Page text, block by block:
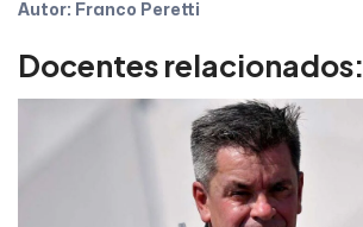
Autor: Franco Peretti
Docentes relacionados: